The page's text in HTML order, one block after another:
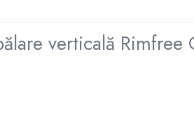
verticală